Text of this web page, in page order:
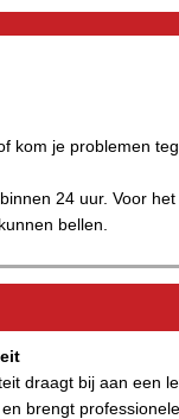
kom je problemen
24 uur. Voor
bellen.
draagt bij aan een
brengt